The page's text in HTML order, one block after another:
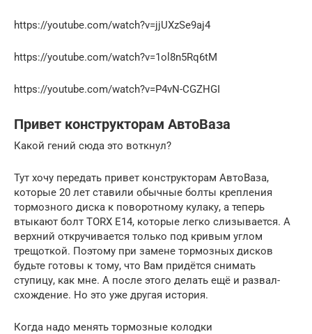
https://youtube.com/watch?v=jjUXzSe9aj4
https://youtube.com/watch?v=1ol8n5Rq6tM
https://youtube.com/watch?v=P4vN-CGZHGI
Привет конструкторам АвтоВаза
Какой гений сюда это воткнул?
Тут хочу передать привет конструкторам АвтоВаза,
которые 20 лет ставили обычные болты крепления
тормозного диска к поворотному кулаку, а теперь
втыкают болт TORX E14, которые легко слизывается. А
верхний откручивается только под кривым углом
трещоткой. Поэтому при замене тормозных дисков
будьте готовы к тому, что Вам придётся снимать
ступицу, как мне. А после этого делать ещё и развал-
схождение. Но это уже другая история.
Когда надо менять тормозные колодки